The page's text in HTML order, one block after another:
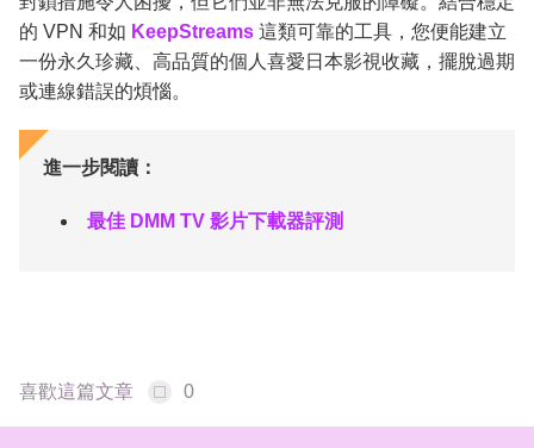
的 VPN 和如 KeepStreams 這類可靠的工具，您便能建立
一份永久珍藏、高品質的個人喜愛日本影視收藏，擺脫過期
或連線錯誤的煩惱。
進一步閱讀：
最佳 DMM TV 影片下載器評測
喜歡這篇文章 0